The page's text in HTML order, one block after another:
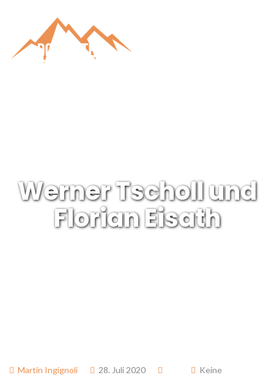
Werner Tscholl und
Florian Eisath
Martin Ingignoli 28. Juli 2020
Keine